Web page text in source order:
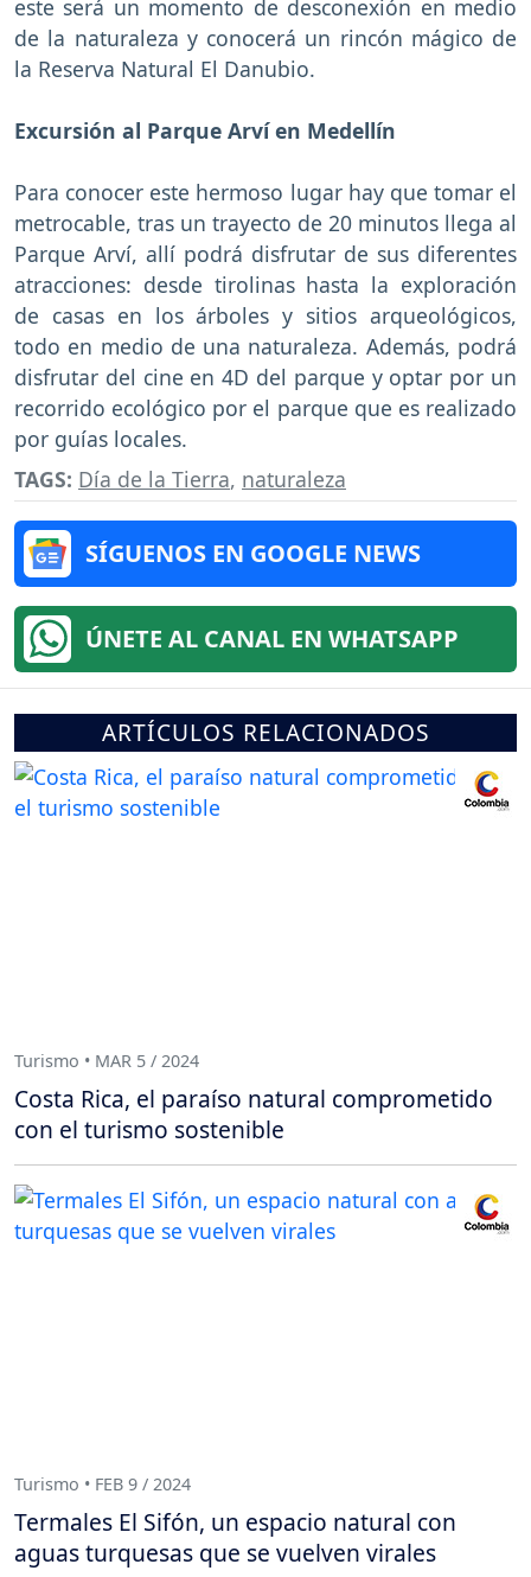
este será un momento de desconexión en medio
de la naturaleza y conocerá un rincón mágico de
la Reserva Natural El Danubio.
Excursión al Parque Arví en Medellín
Para conocer este hermoso lugar hay que tomar el
metrocable, tras un trayecto de 20 minutos llega al
Parque Arví, allí podrá disfrutar de sus diferentes
atracciones: desde tirolinas hasta la exploración
de casas en los árboles y sitios arqueológicos,
todo en medio de una naturaleza. Además, podrá
disfrutar del cine en 4D del parque y optar por un
recorrido ecológico por el parque que es realizado
por guías locales.
TAGS: Día de la Tierra, naturaleza
SÍGUENOS EN GOOGLE NEWS
ÚNETE AL CANAL EN WHATSAPP
ARTÍCULOS RELACIONADOS
Turismo • MAR 5 / 2024
Costa Rica, el paraíso natural comprometido
con el turismo sostenible
Turismo • FEB 9 / 2024
Termales El Sifón, un espacio natural con
aguas turquesas que se vuelven virales